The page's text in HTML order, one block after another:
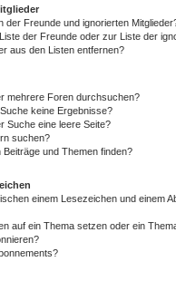
der Freunde und ignorierten
der Freunde oder zur Liste der
aus den Listen entfernen?
mehrere Foren durchsuchen?
keine Ergebnisse?
Suche eine leere Seite?
suchen?
und Themen finden?
einem Lesezeichen und einem
auf ein Thema setzen oder ein